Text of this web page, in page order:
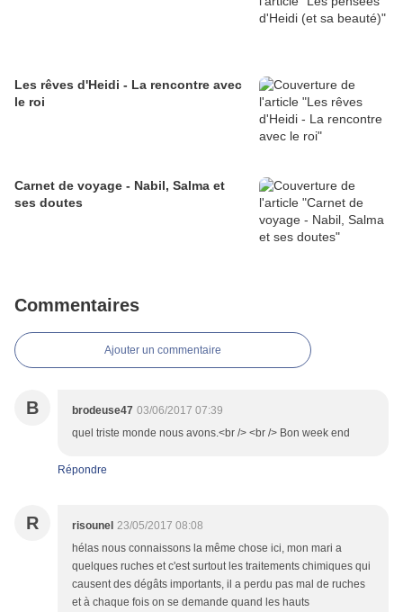
Les rêves d'Heidi - La rencontre avec
le roi
Carnet de voyage - Nabil, Salma et
ses doutes
Commentaires
Ajouter un commentaire
B brodeuse47 03/06/2017 07:39
quel triste monde nous avons.<br /> <br /> Bon week end
Répondre
R risounel 23/05/2017 08:08
hélas nous connaissons la même chose ici, mon mari a
quelques ruches et c'est surtout les traitements chimiques qui
causent des dégâts importants, il a perdu pas mal de ruches
et à chaque fois on se demande quand les hauts